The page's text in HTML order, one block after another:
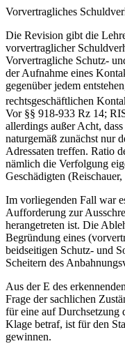
Vorvertragliches
Die Revision gibt die
vorvertraglicher
Vorvertragliche Schutz-
der Aufnahme eines
gegenüber jedem
rechtsgeschäftlichen
Vor §§ 918-933 Rz 14;
allerdings außer Acht,
naturgemäß zunächst nur
Adressaten treffen. Ratio
nämlich die Verfolgung
Geschädigten (Reischauer,
Im vorliegenden Fall war
Aufforderung zur
herangetreten ist. Die
Begründung eines
beidseitigen Schutz- und
Scheitern des
Aus der E des
Frage der sachlichen
für eine auf Durchsetzung
Klage betraf, ist für den
gewinnen.